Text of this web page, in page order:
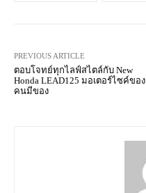
PREVIOUS ARTICLE
ตอบโจทย์ทุกไลฟ์สไตล์กับ New
Honda LEAD125 มอเตอร์ไซค์ของ
คนมีของ